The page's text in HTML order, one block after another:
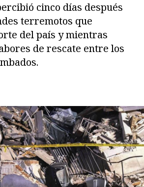
cinco días después
terremotos que
del país y mientras
de rescate entre los